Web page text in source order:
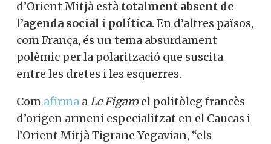
d’Orient Mitjà està totalment absent de
l’agenda social i política. En d’altres països,
com França, és un tema absurdament
polèmic per la polarització que suscita
entre les dretes i les esquerres.
Com afirma aLe Figaroel politòleg francès
d’origen armeni especialitzat en el Caucas i
l’Orient Mitjà Tigrane Yegavian, “els